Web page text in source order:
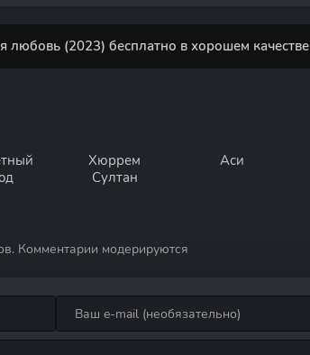
любовь (2023) бесплатно в хорошем качестве
Хюррем
Султан
Аси
Комментарии модерируются